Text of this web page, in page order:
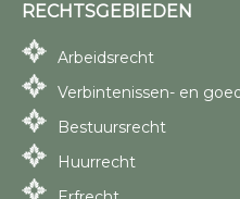
RECHTSGEBIEDEN
Arbeidsrecht
Verbintenissen- en
Bestuursrecht
Huurrecht